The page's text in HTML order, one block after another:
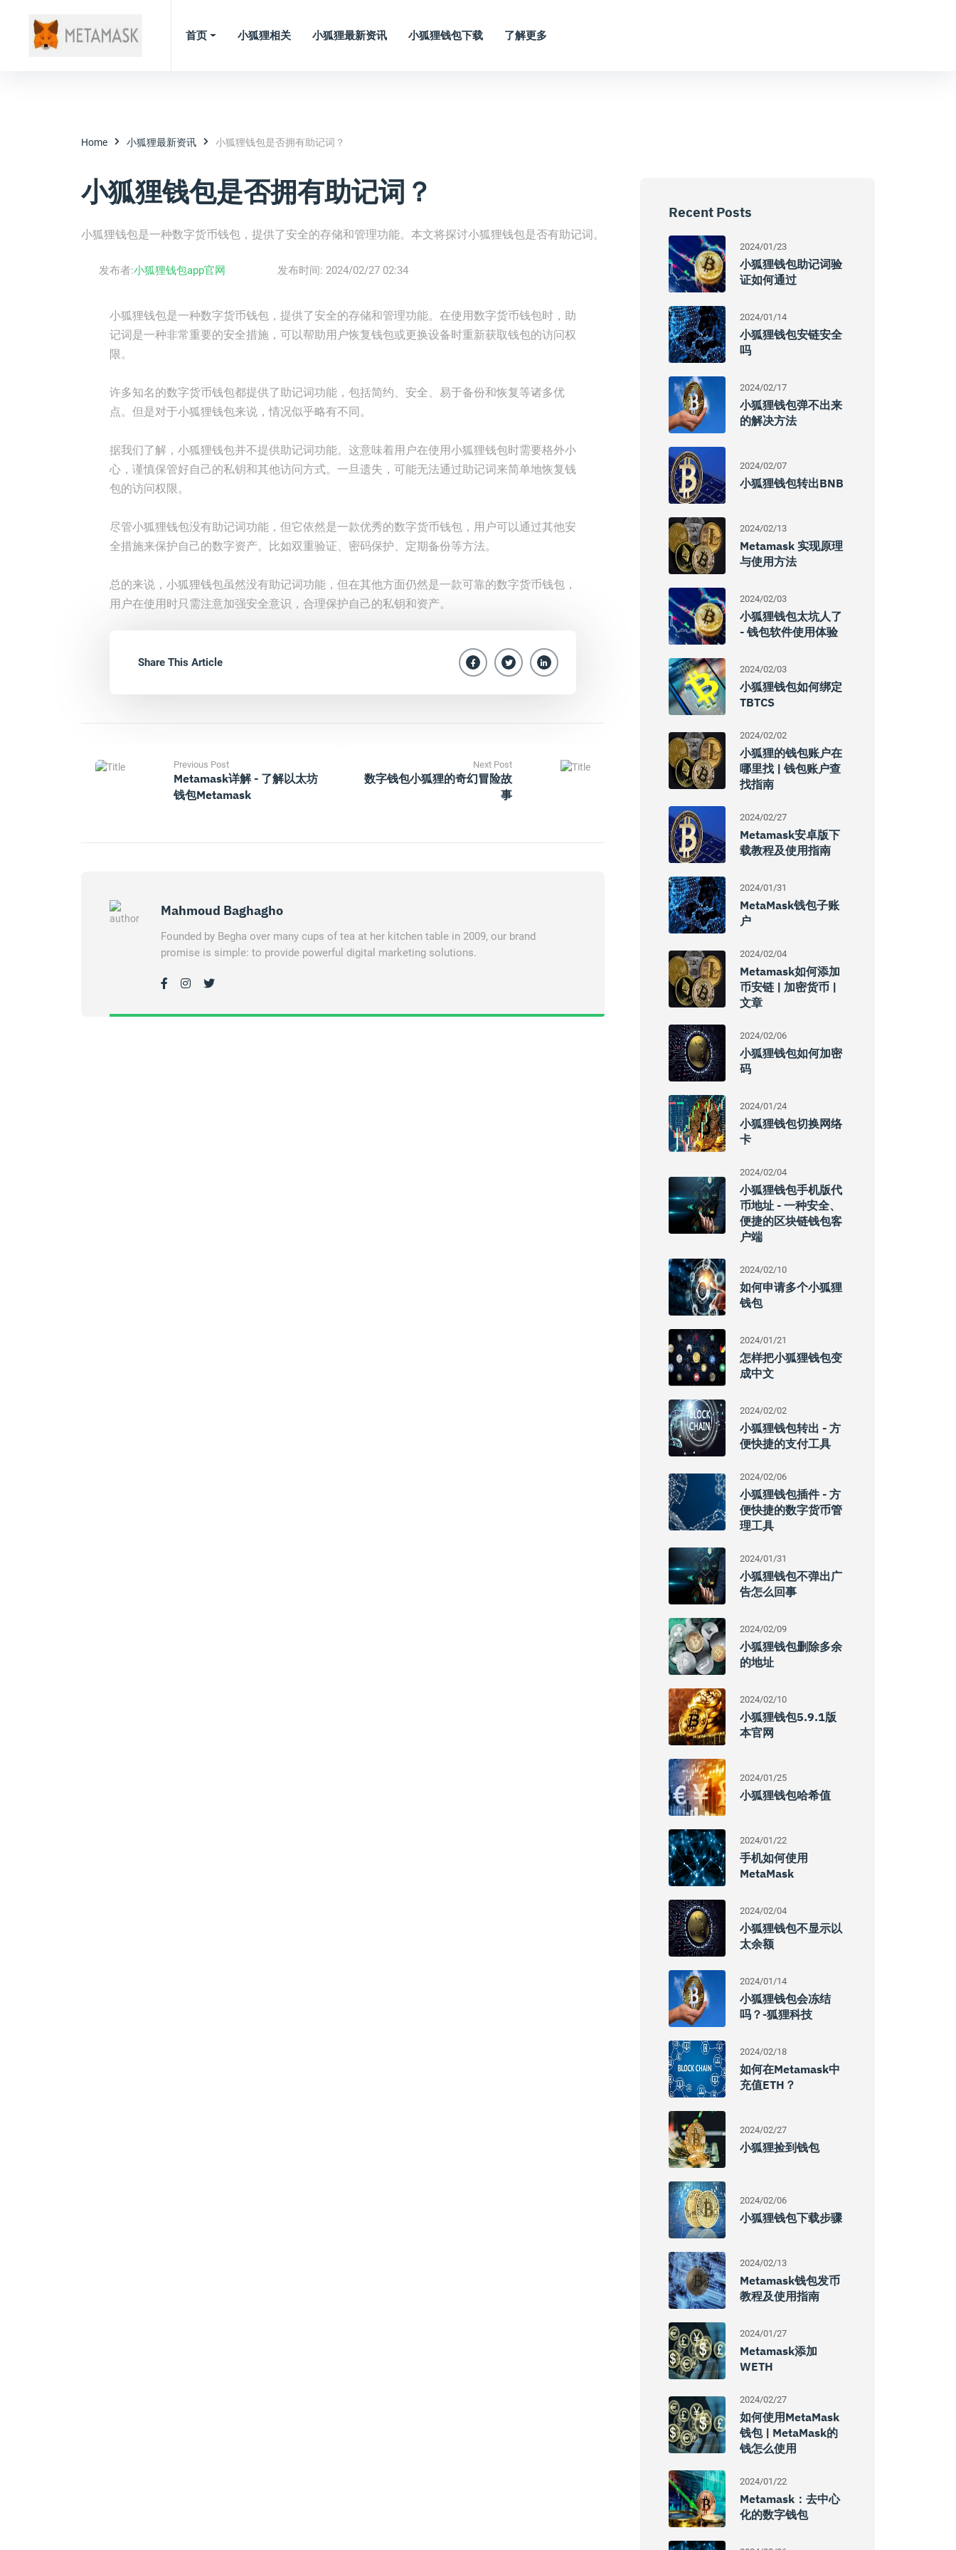
首页 小狐狸相关 小狐狸最新资讯 小狐狸钱包下载 了解更多
Home 小狐狸最新资讯 小狐狸钱包是否拥有助记词？
小狐狸钱包是否拥有助记词？
小狐狸钱包是一种数字货币钱包，提供了安全的存储和管理功能。本文将探讨小狐狸钱包是否有助记词。
发布者:小狐狸钱包app官网 发布时间: 2024/02/27 02:34
小狐狸钱包是一种数字货币钱包，提供了安全的存储和管理功能。在使用数字货币钱包时，助
记词是一种非常重要的安全措施，可以帮助用户恢复钱包或更换设备时重新获取钱包的访问权
限。
许多知名的数字货币钱包都提供了助记词功能，包括简约、安全、易于备份和恢复等诸多优
点。但是对于小狐狸钱包来说，情况似乎略有不同。
据我们了解，小狐狸钱包并不提供助记词功能。这意味着用户在使用小狐狸钱包时需要格外小
心，谨慎保管好自己的私钥和其他访问方式。一旦遗失，可能无法通过助记词来简单地恢复钱
包的访问权限。
尽管小狐狸钱包没有助记词功能，但它依然是一款优秀的数字货币钱包，用户可以通过其他安
全措施来保护自己的数字资产。比如双重验证、密码保护、定期备份等方法。
总的来说，小狐狸钱包虽然没有助记词功能，但在其他方面仍然是一款可靠的数字货币钱包，
用户在使用时只需注意加强安全意识，合理保护自己的私钥和资产。
Share This Article
Previous Post
Metamask详解 - 了解以太坊
钱包Metamask
Next Post
数字钱包小狐狸的奇幻冒险故
事
Mahmoud Baghagho
Founded by Begha over many cups of tea at her kitchen table in 2009, our brand
promise is simple: to provide powerful digital marketing solutions.
Recent Posts
2024/01/23
小狐狸钱包助记词验
证如何通过
2024/01/14
小狐狸钱包安链安全
吗
2024/02/17
小狐狸钱包弹不出来
的解决方法
2024/02/07
小狐狸钱包转出BNB
2024/02/13
Metamask 实现原理
与使用方法
2024/02/03
小狐狸钱包太坑人了
- 钱包软件使用体验
2024/02/03
小狐狸钱包如何绑定
TBTCS
2024/02/02
小狐狸的钱包账户在
哪里找 | 钱包账户查
找指南
2024/02/27
Metamask安卓版下
载教程及使用指南
2024/01/31
MetaMask钱包子账
户
2024/02/04
Metamask如何添加
币安链 | 加密货币 |
文章
2024/02/06
小狐狸钱包如何加密
码
2024/01/24
小狐狸钱包切换网络
卡
2024/02/04
小狐狸钱包手机版代
币地址 - 一种安全、
便捷的区块链钱包客
户端
2024/02/10
如何申请多个小狐狸
钱包
2024/01/21
怎样把小狐狸钱包变
成中文
2024/02/02
小狐狸钱包转出 - 方
便快捷的支付工具
2024/02/06
小狐狸钱包插件 - 方
便快捷的数字货币管
理工具
2024/01/31
小狐狸钱包不弹出广
告怎么回事
2024/02/09
小狐狸钱包删除多余
的地址
2024/02/10
小狐狸钱包5.9.1版
本官网
2024/01/25
小狐狸钱包哈希值
2024/01/22
手机如何使用
MetaMask
2024/02/04
小狐狸钱包不显示以
太余额
2024/01/14
小狐狸钱包会冻结
吗？-狐狸科技
2024/02/18
如何在Metamask中
充值ETH？
2024/02/27
小狐狸捡到钱包
2024/02/06
小狐狸钱包下载步骤
2024/02/13
Metamask钱包发币
教程及使用指南
2024/01/27
Metamask添加
WETH
2024/02/27
如何使用MetaMask
钱包 | MetaMask的
钱怎么使用
2024/01/22
Metamask：去中心
化的数字钱包